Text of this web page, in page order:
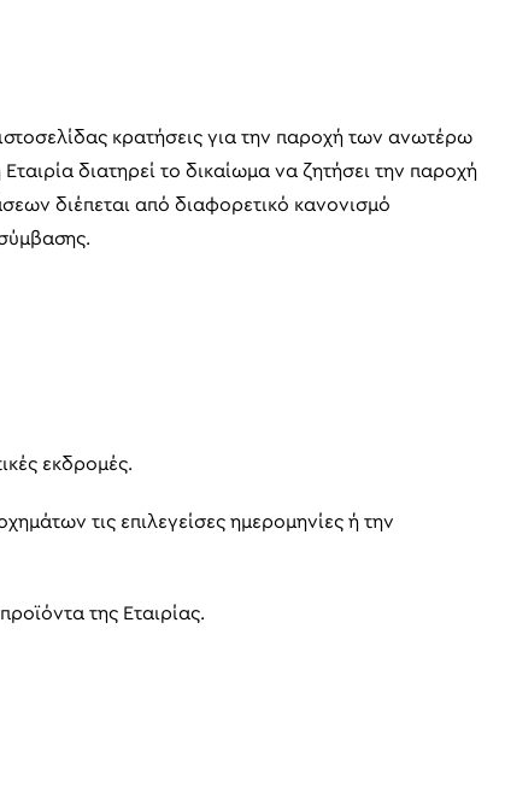
κρατήσεις για την παροχή των ανωτέρω
διατηρεί το δικαίωμα να ζητήσει την παροχή
διέπεται από διαφορετικό κανονισμό
εκδρομές.
τις επιλεγείσες ημερομηνίες ή την
της Εταιρίας.